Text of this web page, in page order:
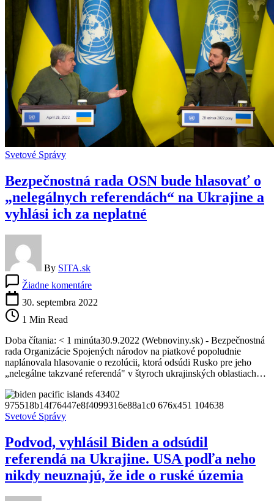
Svetové Správy
Bezpečnostná rada OSN bude hlasovať o
„nelegálnych referendách“ na Ukrajine a
vyhlási ich za neplatné
By SITA.sk
Žiadne komentáreBezpečnostná
rada
o
„nelegálnych
referendách“
na
Ukrajine
a
vyhlási
neplatné
30. septembra 2022
1 Min Read
Doba čítania: < 1 minúta30.9.2022 (Webnoviny.sk) - Bezpečnostná
rada Organizácie Spojených národov na piatkové popoludnie
naplánovala hlasovanie o rezolúcii, ktorá odsúdi Rusko pre jeho
„nelegálne takzvané referendá" v štyroch ukrajinských oblastiach…
Svetové Správy
Podvod, vyhlásil Biden a odsúdil
referendá na Ukrajine. USA podľa neho
nikdy neuznajú, že ide o ruské územia